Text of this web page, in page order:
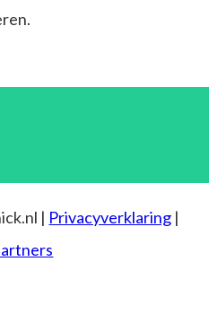
| Privacyverklaring |